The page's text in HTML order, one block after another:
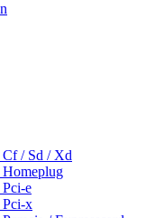
Cf / Sd / Xd
e
Pci-x